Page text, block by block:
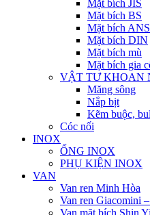
Mặt bích JIS
Mặt bích BS
Mặt bích
Mặt bích DIN
Mặt bích mù
Mặt bích gia
VẬT TƯ KHOAN
Măng sông
Nắp bịt
Kẽm buộc,
Cóc nối
INOX
ỐNG INOX
PHỤ KIỆN INOX
VAN
Van ren Minh Hòa
Van ren Giacomini
Van mặt bích Shin Yi